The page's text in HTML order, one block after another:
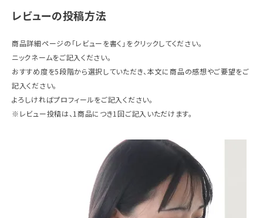
ギフトを探す
ブランドから探す
特集
レビューの投稿方法
商品詳細ページの「レビューを書く」をクリックしてください。
ニックネームをご記入ください。
おすすめ度を5段階から選択していただき、本文に商品の感想やご要望をご
記入ください。
よろしければプロフィールをご記入ください。
※レビュー投稿は、1商品につき1回ご記入いただけます。